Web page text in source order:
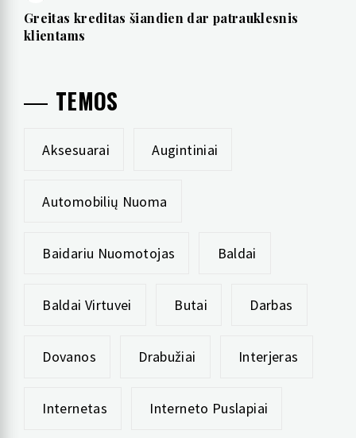
Greitas kreditas šiandien dar patrauklesnis
klientams
TEMOS
Aksesuarai Augintiniai
Automobilių Nuoma
Baidariu Nuomotojas Baldai
Baldai Virtuvei Butai Darbas
Dovanos Drabužiai Interjeras
Internetas Interneto Puslapiai